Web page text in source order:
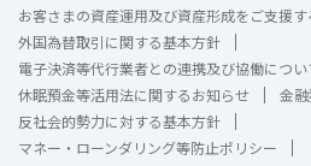
お客さまの資産運用及び資産形成をご支援
外国為替取引に関する基本方針
電子決済等代行業者との連携及び協働につい
休眠預金等活用法に関するお知らせ
金
反社会的勢力に対する基本方針
マネー・ローンダリング等防止ポリシー